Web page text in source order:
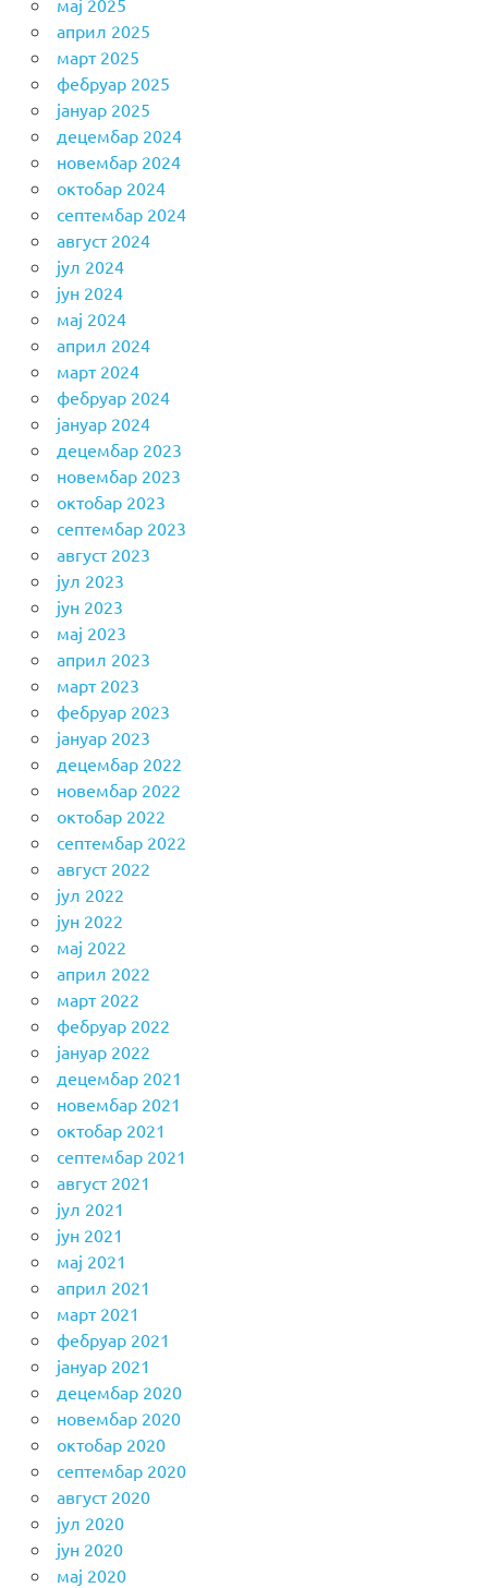
април 2025
март 2025
фебруар 2025
јануар 2025
децембар 2024
новембар 2024
октобар 2024
септембар 2024
август 2024
јул 2024
јун 2024
мај 2024
април 2024
март 2024
фебруар 2024
јануар 2024
децембар 2023
новембар 2023
октобар 2023
септембар 2023
август 2023
јул 2023
јун 2023
мај 2023
април 2023
март 2023
фебруар 2023
јануар 2023
децембар 2022
новембар 2022
октобар 2022
септембар 2022
август 2022
јул 2022
јун 2022
мај 2022
април 2022
март 2022
фебруар 2022
јануар 2022
децембар 2021
новембар 2021
октобар 2021
септембар 2021
август 2021
јул 2021
јун 2021
мај 2021
април 2021
март 2021
фебруар 2021
јануар 2021
децембар 2020
новембар 2020
октобар 2020
септембар 2020
август 2020
јул 2020
јун 2020
мај 2020